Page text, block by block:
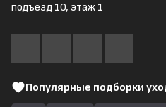
подъезд 10, этаж 1
Популярные подборки